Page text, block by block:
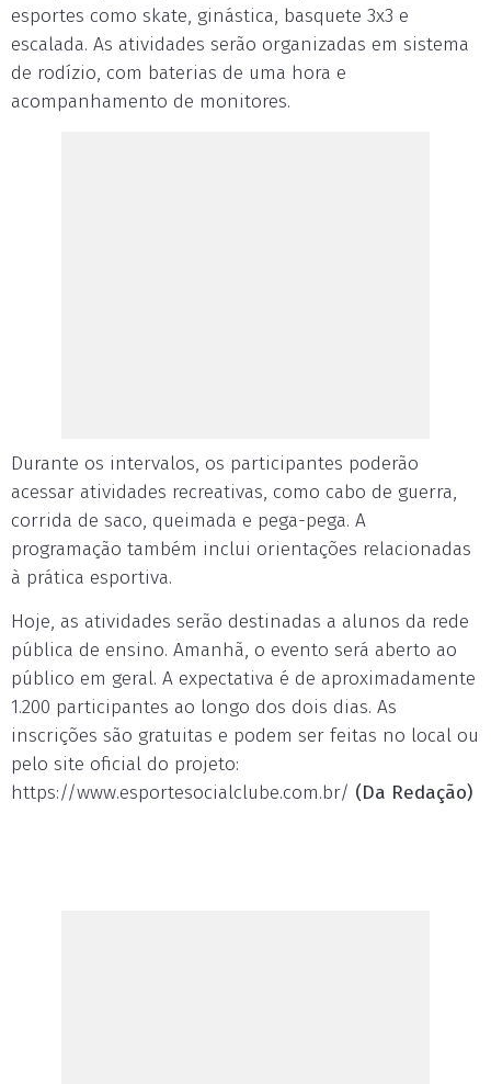
esportes como skate, ginástica, basquete 3x3 e
escalada. As atividades serão organizadas em sistema
de rodízio, com baterias de uma hora e
acompanhamento de monitores.
Durante os intervalos, os participantes poderão
acessar atividades recreativas, como cabo de guerra,
corrida de saco, queimada e pega-pega. A
programação também inclui orientações relacionadas
à prática esportiva.
Hoje, as atividades serão destinadas a alunos da rede
pública de ensino. Amanhã, o evento será aberto ao
público em geral. A expectativa é de aproximadamente
1.200 participantes ao longo dos dois dias. As
inscrições são gratuitas e podem ser feitas no local ou
pelo site oficial do projeto:
https://www.esportesocialclube.com.br/ (Da Redação)